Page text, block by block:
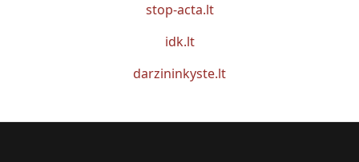
stop-acta.lt
idk.lt
darzininkyste.lt